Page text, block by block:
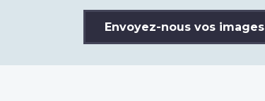
Envoyez-nous vos images